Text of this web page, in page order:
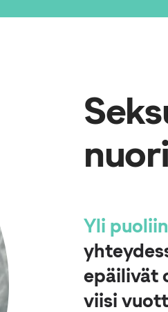
Yli puoliin
epäilivät
viisi